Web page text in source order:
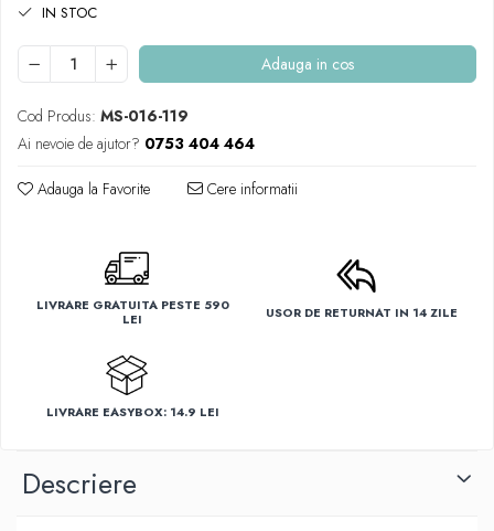
Suporti metalici cadite
IN STOC
Adauga in cos
Cod Produs: MS-016-119
Ai nevoie de ajutor? 0753 404 464
Adauga la Favorite Cere informatii
LIVRARE GRATUITA PESTE 590
LEI
USOR DE RETURNAT IN 14 ZILE
LIVRARE EASYBOX: 14.9 LEI
Descriere